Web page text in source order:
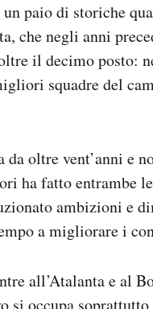
paio di storiche
che negli anni
il decimo posto:
squadre del
oltre vent’anni e
ha fatto entrambe
ambizioni e
a migliorare i
all’Atalanta e al